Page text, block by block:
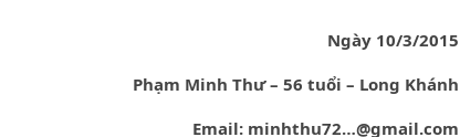
Ngày 10/3/2015
Phạm Minh Thư – 56 tuổi – Long Khánh
Email: minhthu72…@gmail.com